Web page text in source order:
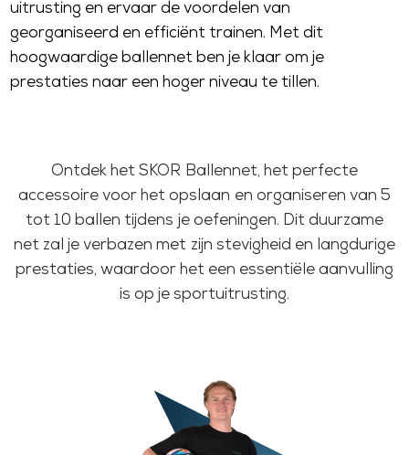
uitrusting en ervaar de voordelen van
georganiseerd en efficiënt trainen. Met dit
hoogwaardige ballennet ben je klaar om je
prestaties naar een hoger niveau te tillen.
Ontdek het SKOR Ballennet, het perfecte
accessoire voor het opslaan en organiseren van 5
tot 10 ballen tijdens je oefeningen. Dit duurzame
net zal je verbazen met zijn stevigheid en langdurige
prestaties, waardoor het een essentiële aanvulling
is op je sportuitrusting.